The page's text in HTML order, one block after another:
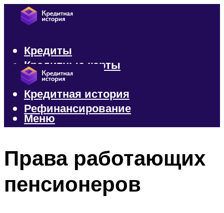
Кредиты
Кредитные карты
Микрозаймы
Кредитная история
Рефинансирование
Меню
Права работающих
пенсионеров